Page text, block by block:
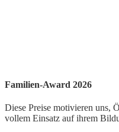
Familien-Award 2026
Diese Preise motivieren uns,
vollem Einsatz auf ihrem